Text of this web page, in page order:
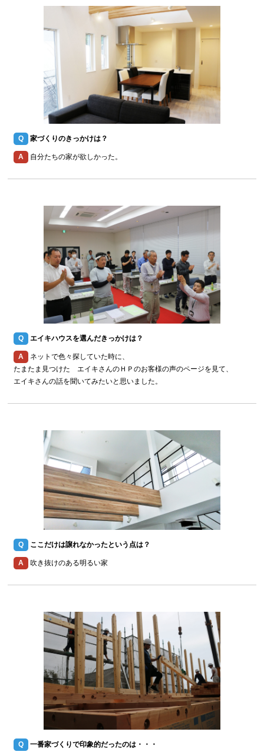
Q 家づくりのきっかけは？
A 自分たちの家が欲しかった。
Q エイキハウスを選んだきっかけは？
A
ネットで色々探していた時に、
たまたま見つけた エイキさんのＨＰのお客様の声のページを見て、
エイキさんの話を聞いてみたいと思いました。
Q ここだけは譲れなかったという点は？
A 吹き抜けのある明るい家
Q 一番家づくりで印象的だったのは・・・